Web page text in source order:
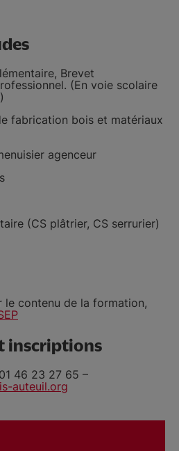
Brevet
(En voie scolaire
fabrication bois et matériaux
agenceur
(CS plâtrier, CS serrurier)
le contenu de la formation,
inscriptions
46 23 27 65 –
auteuil.org